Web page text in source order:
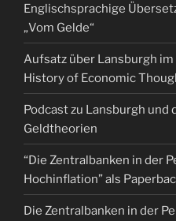
Englischsprachige
„Vom Gelde“
Aufsatz über Lansburgh
History of Economic
Podcast zu Lansburgh und
Geldtheorien
“Die Zentralbanken in der
Hochinflation” als
Die Zentralbanken in der